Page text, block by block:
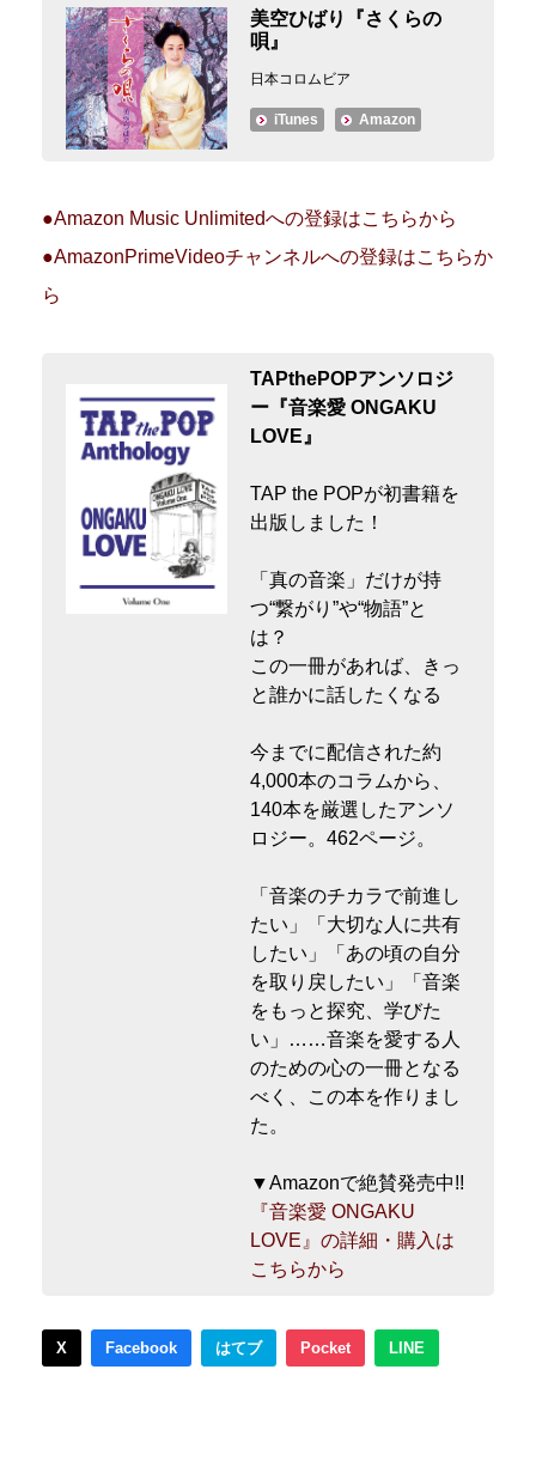
美空ひばり『さくらの
唄』
日本コロムビア
iTunes Amazon
●Amazon Music Unlimitedへの登録はこちらから
●AmazonPrimeVideoチャンネルへの登録はこちらか
ら
TAPthePOPアンソロジ
ー『音楽愛 ONGAKU
LOVE』
TAP the POPが初書籍を
出版しました！
「真の音楽」だけが持
つ“繋がり”や“物語”と
は？
この一冊があれば、きっ
と誰かに話したくなる
今までに配信された約
4,000本のコラムから、
140本を厳選したアンソ
ロジー。462ページ。
「音楽のチカラで前進し
たい」「大切な人に共有
したい」「あの頃の自分
を取り戻したい」「音楽
をもっと探究、学びた
い」……音楽を愛する人
のための心の一冊となる
べく、この本を作りまし
た。
▼Amazonで絶賛発売中!!
『音楽愛 ONGAKU
LOVE』の詳細・購入は
こちらから
X Facebook はてブ Pocket LINE